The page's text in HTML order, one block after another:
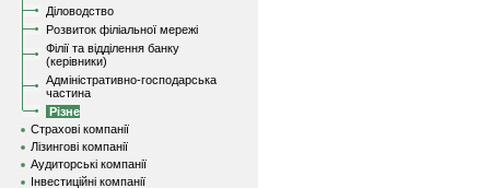
Діловодство
Розвиток філіальної мережі
Філії та відділення банку
(керівники)
Адміністративно-господарська
частина
Різне
Страхові компанії
Лізингові компанії
Аудиторські компанії
Інвестиційні компанії